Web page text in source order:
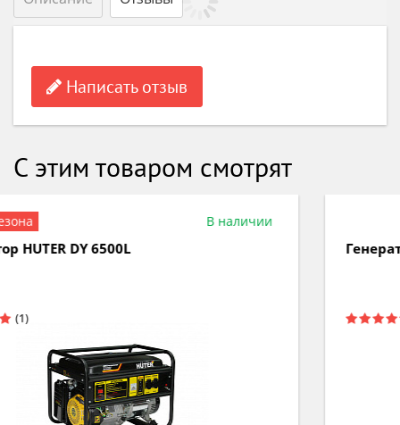
Написать отзыв
С этим товаром смотрят
Генератор бензиновый HUTER DY 3000L